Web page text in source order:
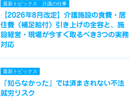
最新トピックス 介護の仕事
【2026年8月改定】介護施設の食費・居
住費（補足給付）引き上げの全容と、施
設経営・現場が今すぐ取るべき3つの実務
対応
最新トピックス
「知らなかった」では済まされない不法
就労リスク